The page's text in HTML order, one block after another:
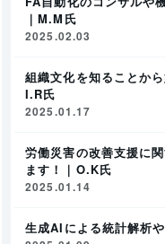
｜M.M氏
2025.02.03
組織文化を知ることか
I.R氏
2025.01.17
労働災害の改善支援に
ます！｜O.K氏
2025.01.14
生成AIによる統計解析